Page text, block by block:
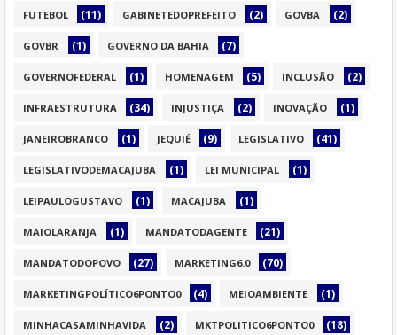
FUTEBOL (11) GABINETEDOPREFEITO (2) GOVBA (2)
GOVBR (1) GOVERNO DA BAHIA (7)
GOVERNOFEDERAL (1) HOMENAGEM (5) INCLUSÃO (2)
INFRAESTRUTURA (34) INJUSTIÇA (2) INOVAÇÃO (1)
JANEIROBRANCO (1) JEQUIÉ (9) LEGISLATIVO (41)
LEGISLATIVODEMACAJUBA (1) LEI MUNICIPAL (1)
LEIPAULOGUSTAVO (1) MACAJUBA (1)
MAIOLARANJA (1) MANDATODAGENTE (21)
MANDATODOPOVO (27) MARKETING6.0 (70)
MARKETINGPOLÍTICO6PONTO0 (4) MEIOAMBIENTE (1)
MINHACASAMINHAVIDA (2) MKTPOLITICO6PONTO0 (18)